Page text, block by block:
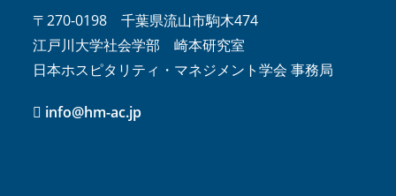
〒270-0198 千葉県流山市駒木474
江戸川大学社会学部 崎本研究室
日本ホスピタリティ・マネジメント学会 事務局
info@hm-ac.jp